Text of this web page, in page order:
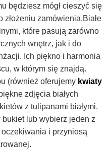
będziesz mógł cieszyć się
zamówienia.Białe
które pasują zarówno
wnętrz, jak i do
Ich piękno i harmonia
w którym się znajdą.
(również oferujemy kwiaty
zdjęcia białych
z tulipanami białymi.
bukiet lub wybierz jeden z
i przyniosą